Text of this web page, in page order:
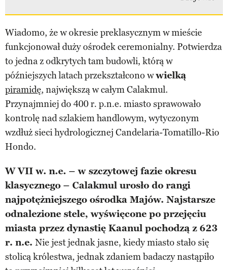
Wiadomo, że w okresie preklasycznym w mieście
funkcjonował duży ośrodek ceremonialny. Potwierdza
to jedna z odkrytych tam budowli, którą w
późniejszych latach przekształcono wwielką
piramidę, największą w całym Calakmul.
Przynajmniej do 400 r. p.n.e. miasto sprawowało
kontrolę nad szlakiem handlowym, wytyczonym
wzdłuż sieci hydrologicznej Candelaria-Tomatillo-Rio
Hondo.
W VII w. n.e. – w szczytowej fazie okresu
klasycznego – Calakmul urosło do rangi
najpotężniejszego ośrodka Majów. Najstarsze
odnalezione stele, wyświęcone po przejęciu
miasta przez dynastię Kaanul pochodzą z 623
r. n.e. Nie jest jednak jasne, kiedy miasto stało się
stolicą królestwa, jednak zdaniem badaczy nastąpiło